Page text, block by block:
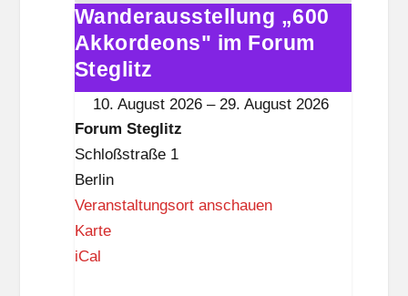
g
i
t
z
Wanderausstellung
„600
Akkordeons"
im
Wanderausstellung „600
Akkordeons" im Forum
Steglitz
10. August 2026 – 29. August 2026
Forum Steglitz
Schloßstraße 1
Berlin
Veranstaltungsort anschauen
KarteF
iCal